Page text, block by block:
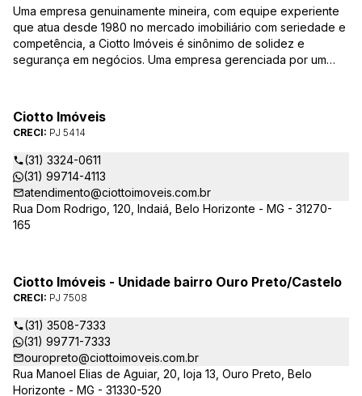
Uma empresa genuinamente mineira, com equipe experiente
que atua desde 1980 no mercado imobiliário com seriedade e
competência, a Ciotto Imóveis é sinônimo de solidez e
segurança em negócios. Uma empresa gerenciada por um
conservação de condomínios, disponibilizando sempre as
melhores opções da região da Pampulha. Oferecemos ainda
completa assessória, consulte-nos sobre os nossos
lançamentos, imóveis em construção e condomínios fechados,
administrados exclusivamente pela Ciotto Imóveis. Fazemos a
aprovação do seu credito junto a Caixa Econômica Federal e
demais agentes financeiros.
Ciotto Imóveis
CRECI: PJ 5414
(31) 3324-0611
(31) 99714-4113
atendimento@ciottoimoveis.com.br
Rua Dom Rodrigo, 120, Indaiá, Belo Horizonte - MG - 31270-
165
Ciotto Imóveis - Unidade bairro Ouro Preto/Castelo
CRECI: PJ 7508
(31) 3508-7333
(31) 99771-7333
ouropreto@ciottoimoveis.com.br
Rua Manoel Elias de Aguiar, 20, loja 13, Ouro Preto, Belo
Horizonte - MG - 31330-520